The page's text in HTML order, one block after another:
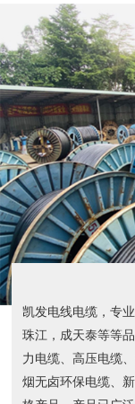
凯发电线电缆，专
珠江，成天泰等等
力电缆、高压电缆
烟无卤环保电缆、